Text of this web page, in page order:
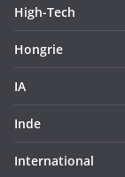
High-Tech
Hongrie
IA
Inde
International